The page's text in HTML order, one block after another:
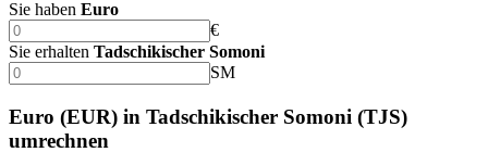
Sie haben Euro
€
Sie erhalten Tadschikischer Somoni
SM
Euro (EUR) in Tadschikischer Somoni (TJS)
umrechnen